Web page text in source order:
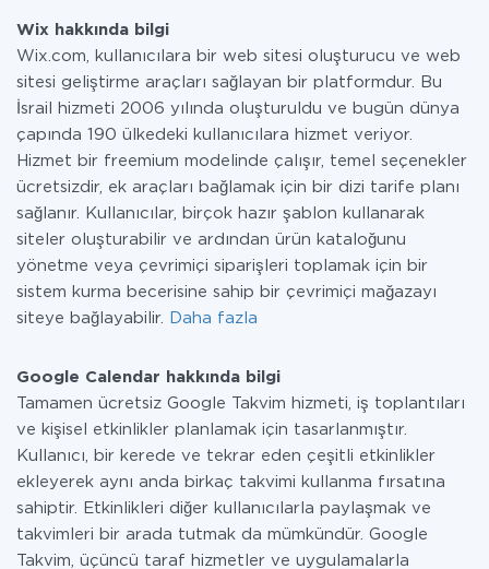
Wix hakkında bilgi
Wix.com, kullanıcılara bir web sitesi oluşturucu ve web
sitesi geliştirme araçları sağlayan bir platformdur. Bu
İsrail hizmeti 2006 yılında oluşturuldu ve bugün dünya
çapında 190 ülkedeki kullanıcılara hizmet veriyor.
Hizmet bir freemium modelinde çalışır, temel seçenekler
ücretsizdir, ek araçları bağlamak için bir dizi tarife planı
sağlanır. Kullanıcılar, birçok hazır şablon kullanarak
siteler oluşturabilir ve ardından ürün kataloğunu
yönetme veya çevrimiçi siparişleri toplamak için bir
sistem kurma becerisine sahip bir çevrimiçi mağazayı
siteye bağlayabilir.
Daha fazla
Google Calendar hakkında bilgi
Tamamen ücretsiz Google Takvim hizmeti, iş toplantıları
ve kişisel etkinlikler planlamak için tasarlanmıştır.
Kullanıcı, bir kerede ve tekrar eden çeşitli etkinlikler
ekleyerek aynı anda birkaç takvimi kullanma fırsatına
sahiptir. Etkinlikleri diğer kullanıcılarla paylaşmak ve
takvimleri bir arada tutmak da mümkündür. Google
Takvim, üçüncü taraf hizmetler ve uygulamalarla